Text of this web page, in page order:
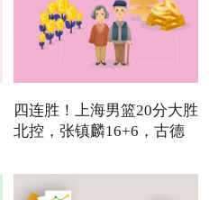
四连胜！上海男篮20分大胜
北控，张镇麟16+6，古德